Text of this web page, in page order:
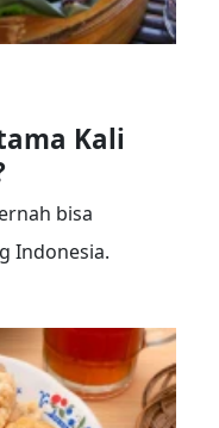
Kali
bisa
Indonesia.